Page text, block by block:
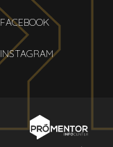
FACEBOOK
INSTAGRAM